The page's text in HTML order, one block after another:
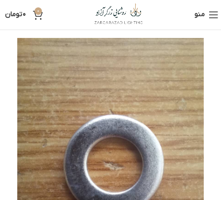
منو 0
0تومان